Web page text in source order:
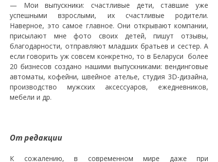
— Мои выпускники: счастливые дети, ставшие уже
успешными взрослыми, их счастливые родители.
Наверное, это самое главное. Они открывают компании,
присылают мне фото своих детей, пишут отзывы,
благодарности, отправляют младших братьев и сестер. А
если говорить уж совсем конкретно, то в Беларуси более
20 бизнесов создано нашими выпускниками: вендинговые
автоматы, кофейни, швейное ателье, студия 3D-дизайна,
производство мужских аксессуаров, ежедневников,
мебели и др.
От редакции
К сожалению, в современном мире даже при